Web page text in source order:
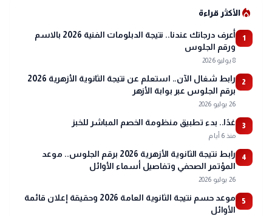
local_fire_departmentالأكثر قراءة
1
أعرف درجاتك عندنا.. نتيجة الدبلومات الفنية 2026 بالاسم
ورقم الجلوس
8 يوليو 2026
2
رابط شغال الآن.. استعلم عن نتيجة الثانوية الأزهرية 2026
برقم الجلوس عبر بوابة الأزهر
26 يوليو 2026
3 غدًا.. بدء تطبيق منظومة الخصم المباشر للخبز
منذ 6 أيام
4
رابط نتيجة الثانوية الأزهرية 2026 برقم الجلوس.. موعد
المؤتمر الصحفي وتفاصيل أسماء الأوائل
26 يوليو 2026
5
موعد حسم نتيجة الثانوية العامة 2026 وحقيقة إعلان قائمة
الأوائل